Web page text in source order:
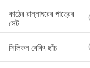
কাঠের রান্নাঘরের পাত্রের
সেট
সিলিকন বেকিং ছাঁচ